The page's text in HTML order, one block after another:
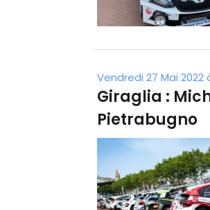
Vendredi 27 Mai 2022
Giraglia :
Pietrabugno